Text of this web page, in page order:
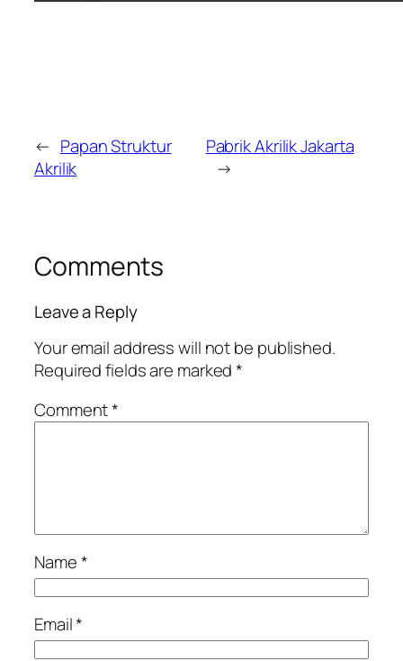
← Papan Struktur
Akrilik
Pabrik Akrilik Jakarta
→
Comments
Leave a Reply
Your email address will not be published.
Required fields are marked*
Comment*
Name*
Email*